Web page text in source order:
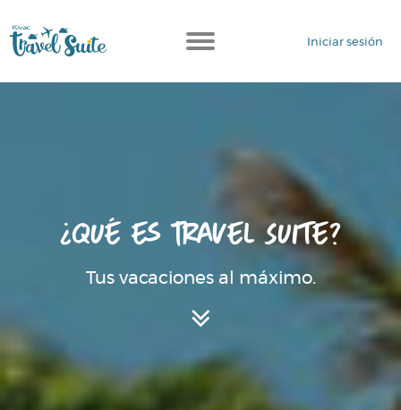
Iniciar sesión
¿Qué es Travel Suite?
Tus vacaciones al máximo.